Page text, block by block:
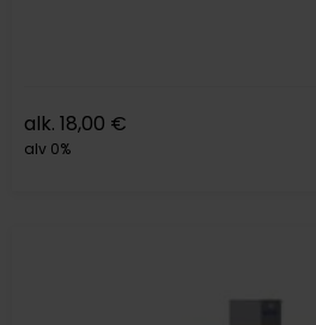
alk. 18,00 €
alv 0%